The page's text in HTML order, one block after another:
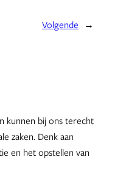
Volgende →
kunnen bij ons terecht
zaken. Denk aan
en het opstellen van